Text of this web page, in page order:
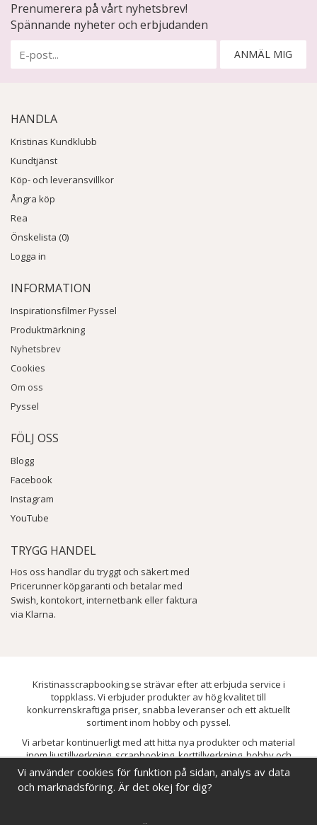
Prenumerera på vårt nyhetsbrev!
Spännande nyheter och erbjudanden
ANMÄL MIG
HANDLA
Kristinas Kundklubb
Kundtjänst
Köp- och leveransvillkor
Ångra köp
Rea
Önskelista (0)
Logga in
INFORMATION
Inspirationsfilmer Pyssel
Produktmärkning
Nyhetsbrev
Cookies
Om oss
Pyssel
FÖLJ OSS
Blogg
Facebook
Instagram
YouTube
TRYGG HANDEL
Hos oss handlar du tryggt och säkert med
Pricerunner köpgaranti och betalar med
Swish, kontokort, internetbank eller faktura
via Klarna.
Kristinasscrapbooking.se strävar efter att erbjuda service i
toppklass. Vi erbjuder produkter av hög kvalitet till
konkurrenskraftiga priser, snabba leveranser och ett aktuellt
sortiment inom hobby och pyssel.
Vi arbetar kontinuerligt med att hitta nya produkter och material
inom ljustillverkning, scrapbooking, korttillverkning, hobby och
pyssel. Målet är att bredda sortimentet och löpande förbättra och
utveckla vårt utbud, så att du alltid kan hitta det du behöver hos oss.
Vi använder cookies för funktion på sidan, analys av data
och marknadsföring. Är det okej för dig?